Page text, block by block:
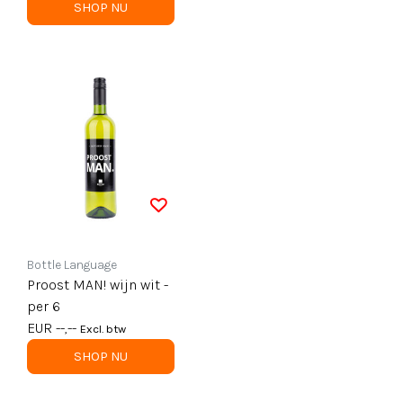
SHOP NU
Bottle Language
Proost MAN! wijn wit -
per 6
EUR --,-- Excl. btw
SHOP NU